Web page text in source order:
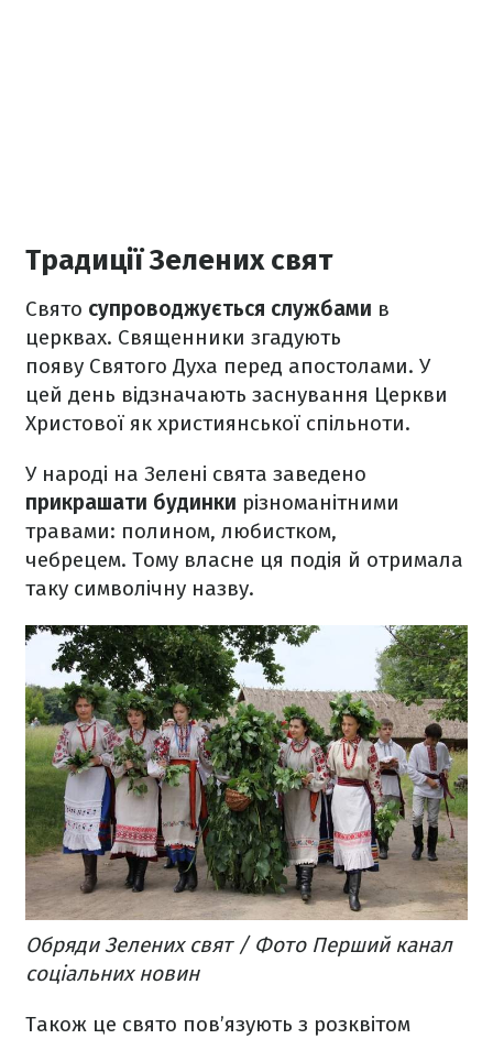
Традиції Зелених свят
Свято супроводжується службами в
церквах. Священники згадують
появу Святого Духа перед апостолами. У
цей день відзначають заснування Церкви
Христової як християнської спільноти.
У народі на Зелені свята заведено
прикрашати будинки різноманітними
травами: полином, любистком,
чебрецем. Тому власне ця подія й отримала
таку символічну назву.
Обряди Зелених свят / Фото Перший канал
соціальних новин
Також це свято пов’язують з розквітом